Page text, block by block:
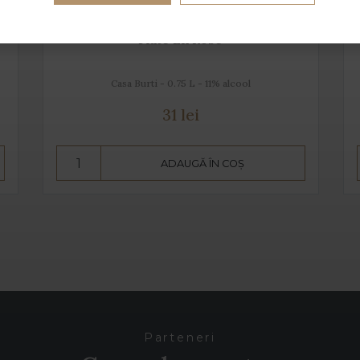
Flute En Rose
Casa Burti - 0.75 L - 11% alcool
31 lei
ADAUGĂ ÎN COȘ
Parteneri